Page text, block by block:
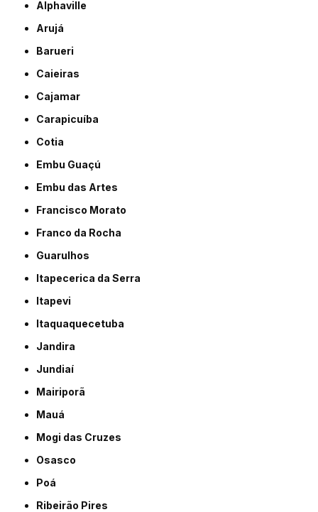
Alphaville
Arujá
Barueri
Caieiras
Cajamar
Carapicuíba
Cotia
Embu Guaçú
Embu das Artes
Francisco Morato
Franco da Rocha
Guarulhos
Itapecerica da Serra
Itapevi
Itaquaquecetuba
Jandira
Jundiaí
Mairiporã
Mauá
Mogi das Cruzes
Osasco
Poá
Ribeirão Pires